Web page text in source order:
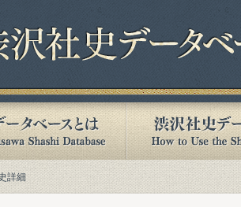
詳細